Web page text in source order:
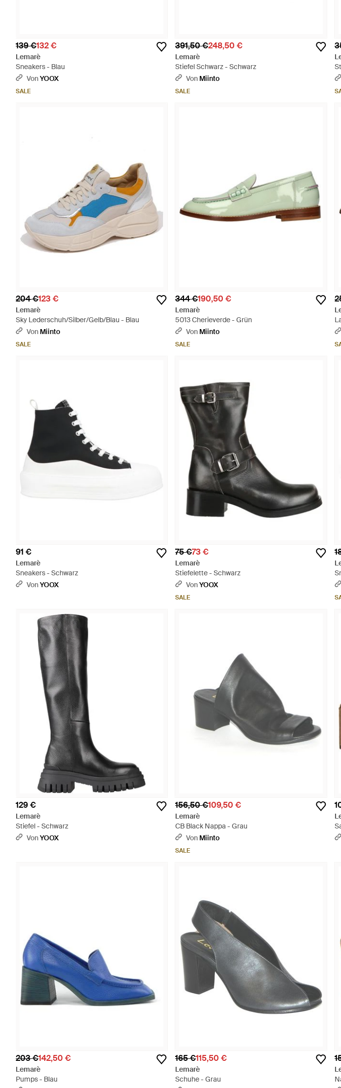
139 €132 €
Lemarè
Sneakers - Blau
VonYOOX
SALE
391,50 €248,50 €
Lemarè
Stiefel Schwarz - Schwarz
Von Miinto
SALE
204 €123 €
Lemarè
Sky Lederschuh/Silber/Gelb/Blau - Blau
Von Miinto
SALE
344 €190,50 €
Lemarè
5013 Cherieverde - Grün
Von Miinto
SALE
91 €
Lemarè
Sneakers - Schwarz
VonYOOX
75 €73 €
Lemarè
Stiefelette - Schwarz
VonYOOX
SALE
129 €
Lemarè
Stiefel - Schwarz
VonYOOX
156,50 €109,50 €
Lemarè
CB Black Nappa - Grau
Von Miinto
SALE
203 €142,50 €
Lemarè
Pumps - Blau
165 €115,50 €
Lemarè
Schuhe - Grau